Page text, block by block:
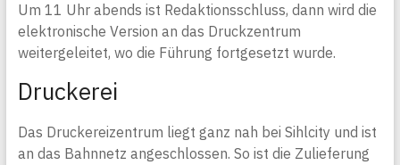
Um 11 Uhr abends ist Redaktionsschluss, dann wird die
elektronische Version an das Druckzentrum
weitergeleitet, wo die Führung fortgesetzt wurde.
Druckerei
Das Druckereizentrum liegt ganz nah bei Sihlcity und ist
an das Bahnnetz angeschlossen. So ist die Zulieferung